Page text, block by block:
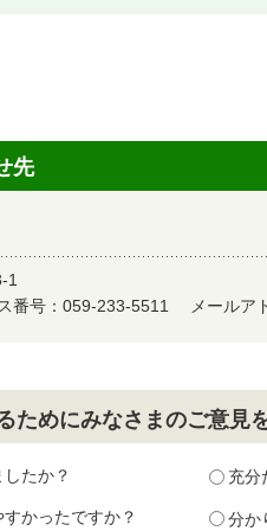
先
1
番号：059-233-5511 メールア
ためにみなさまのご意見
たか？ 充分
かったですか？ 分か